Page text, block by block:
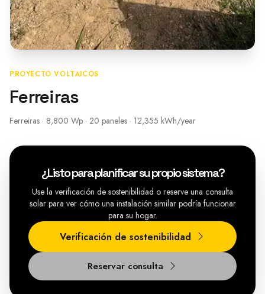
PROYECTO VOLTAICOS
Ferreiras
Ferreiras · 8,800 Wp · 20 paneles · 12,355 kWh/year
¿Listo para planificar su propio sistema?
Use la verificación de sostenibilidad o reserve una consulta
solar para ver cómo una instalación similar podría funcionar
para su hogar.
Verificación de sostenibilidad
Reservar consulta